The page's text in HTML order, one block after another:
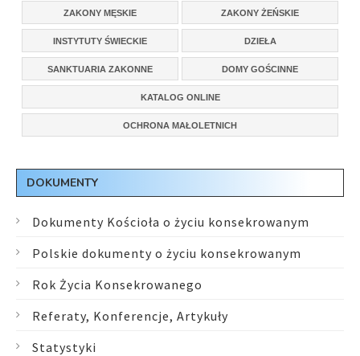
ZAKONY MĘSKIE ZAKONY ŻEŃSKIE
INSTYTUTY ŚWIECKIE DZIEŁA
SANKTUARIA ZAKONNE DOMY GOŚCINNE
KATALOG ONLINE
OCHRONA MAŁOLETNICH
DOKUMENTY
Dokumenty Kościoła o życiu konsekrowanym
Polskie dokumenty o życiu konsekrowanym
Rok Życia Konsekrowanego
Referaty, Konferencje, Artykuły
Statystyki